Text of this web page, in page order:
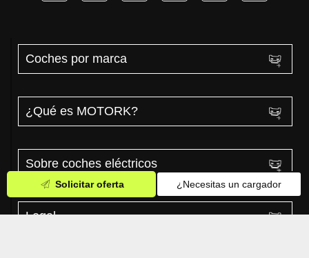
Solicitar oferta ¿Necesitas un cargador
Coches por marca
¿Qué es MOTORK?
Sobre coches eléctricos
Legal